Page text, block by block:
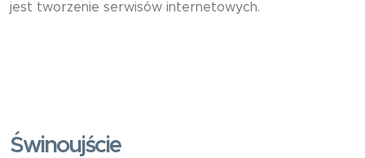
jest tworzenie serwisów internetowych.
Świnoujście